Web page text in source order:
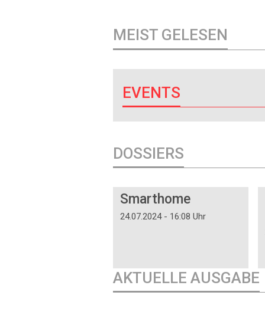
MEIST GELESEN
EVENTS
DOSSIERS
Smarthome
24.07.2024 - 16:08 Uhr
AKTUELLE AUSGABE